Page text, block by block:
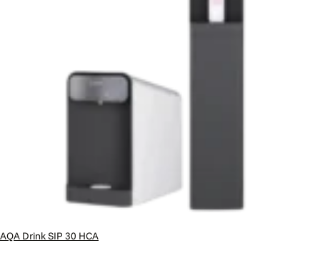
AQA Drink SIP 30 HCA